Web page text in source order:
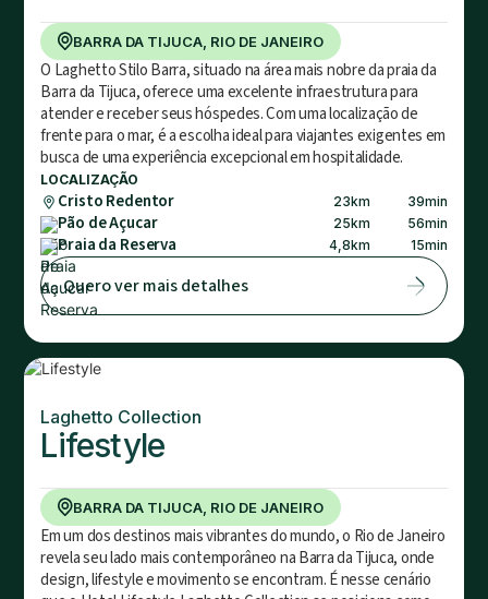
BARRA DA TIJUCA, RIO DE JANEIRO
O Laghetto Stilo Barra, situado na área mais nobre da praia da
Barra da Tijuca, oferece uma excelente infraestrutura para
atender e receber seus hóspedes. Com uma localização de
frente para o mar, é a escolha ideal para viajantes exigentes em
busca de uma experiência excepcional em hospitalidade.
LOCALIZAÇÃO
Cristo Redentor 23km 39min
Pão de Açucar 25km 56min
Praia da Reserva 4,8km 15min
Quero ver mais detalhes
Laghetto Collection
Lifestyle
BARRA DA TIJUCA, RIO DE JANEIRO
Em um dos destinos mais vibrantes do mundo, o Rio de Janeiro
revela seu lado mais contemporâneo na Barra da Tijuca, onde
design, lifestyle e movimento se encontram. É nesse cenário